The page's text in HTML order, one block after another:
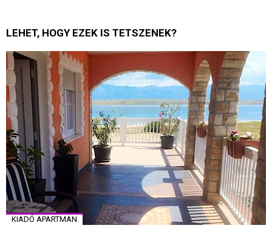
LEHET, HOGY EZEK IS TETSZENEK?
KIADÓ APARTMAN